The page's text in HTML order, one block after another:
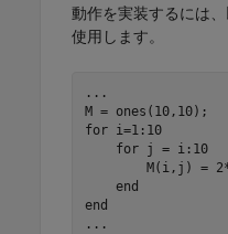
動作を実装するには、
使用します。
...
for i=1:10
for j = i:10
M(i,j) =
end
end
...